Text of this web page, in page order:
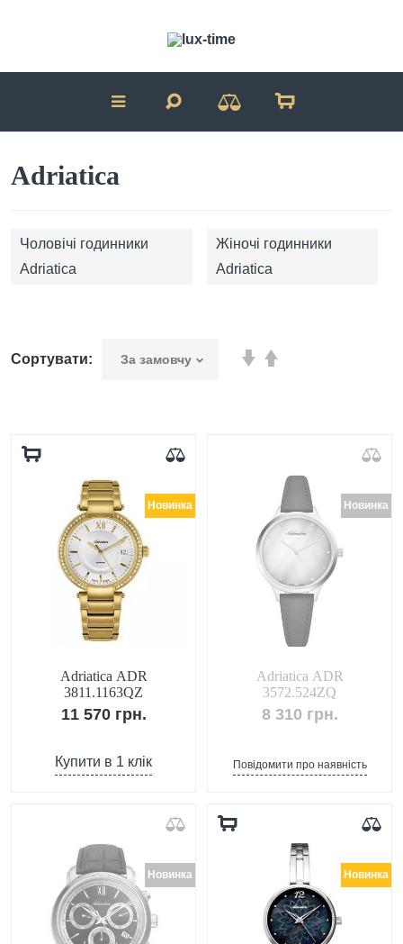
Adriatica
Чоловічі годинники
Adriatica
Жіночі годинники
Adriatica
Сортувати:
Новинка
Adriatica ADR
3811.1163QZ
11 570 грн.
Купити в 1 клік
Новинка
Adriatica ADR
3572.524ZQ
8 310 грн.
Повідомити про наявність
Новинка Новинка